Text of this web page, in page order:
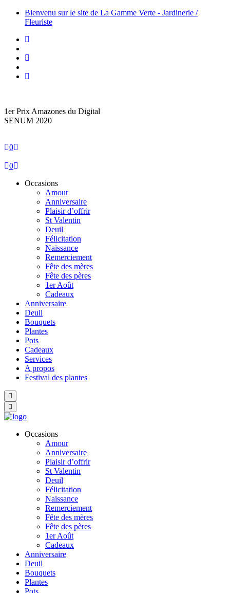
Bienvenu sur le site de La Gamme Verte - Jardinerie /
Fleuriste
1er Prix Amazones du Digital
SENUM 2020
0
0
Occasions
Amour
Anniversaire
Plaisir d’offrir
St Valentin
Deuil
Félicitation
Naissance
Remerciement
Fête des mères
Fête des pères
1er Août
Cadeaux
Anniversaire
Deuil
Bouquets
Plantes
Pots
Cadeaux
Services
A propos
Festival des plantes
Hamburger Toggle Menu
Occasions
Amour
Anniversaire
Plaisir d’offrir
St Valentin
Deuil
Félicitation
Naissance
Remerciement
Fête des mères
Fête des pères
1er Août
Cadeaux
Anniversaire
Deuil
Bouquets
Plantes
Pots